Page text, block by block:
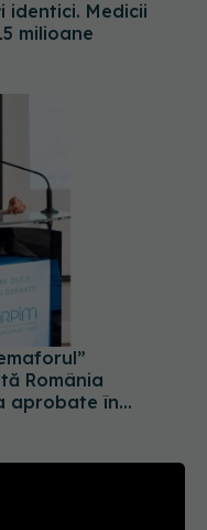
identici. Medicii
milioane
România
aprobate în